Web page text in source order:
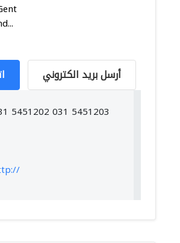
أرسل بريد الكتروني
5451202 031 5451203